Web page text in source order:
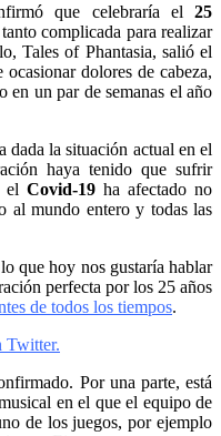
que celebraría el25
complicada para realizar
Tales of Phantasia, salió el
dolores de cabeza,
en un par de semanas el año
dada la situación actual en el
haya tenido que sufrir
elCovid-19 ha afectado no
al mundo entero y todas las
que hoy nos gustaría hablar
perfecta por los 25 años
de todos los tiempos.
Twitter.
Por una parte, está
en el que el equipo de
de los juegos, por ejemplo